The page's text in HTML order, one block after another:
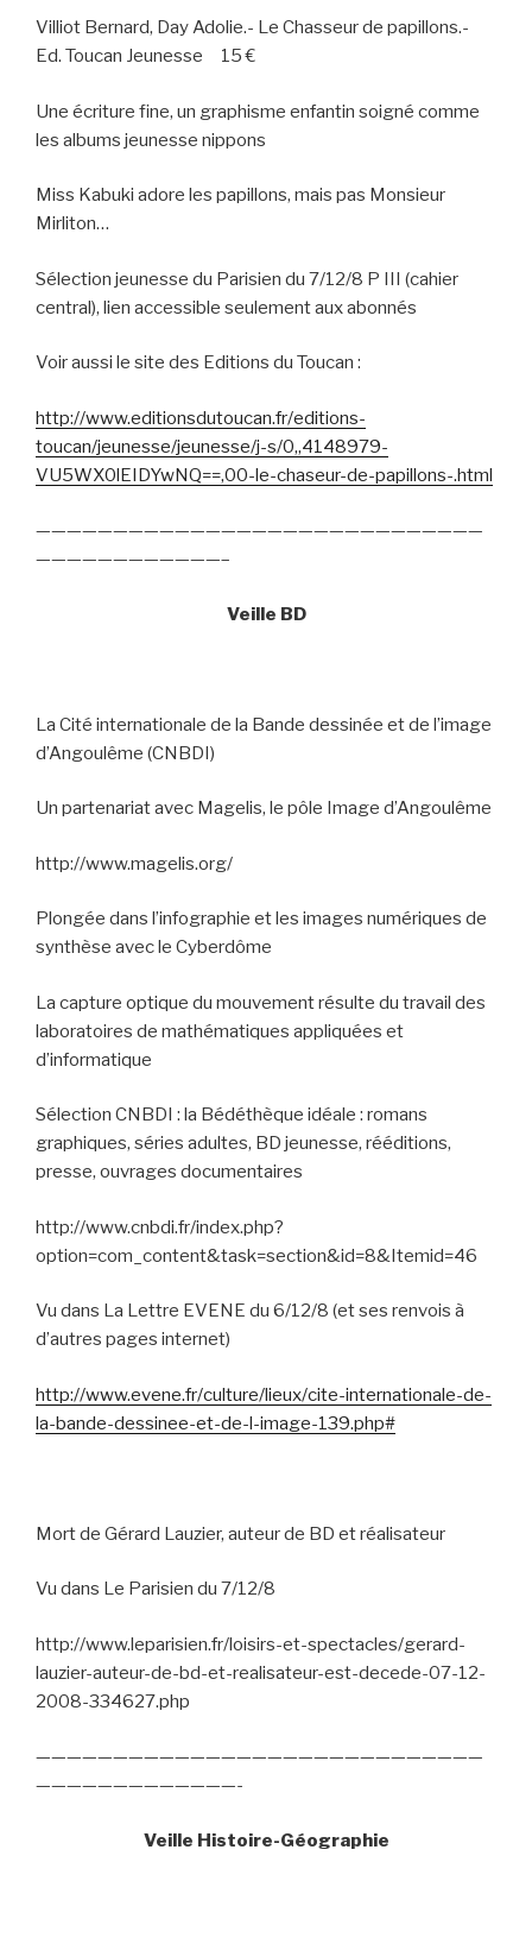
Villiot Bernard, Day Adolie.- Le Chasseur de papillons.-
Ed. Toucan Jeunesse
15 €
Une écriture fine, un graphisme enfantin soigné comme
les albums jeunesse nippons
Miss Kabuki adore les papillons, mais pas Monsieur
Mirliton…
Sélection jeunesse du Parisien du 7/12/8 P III (cahier
central), lien accessible seulement aux abonnés
Voir aussi le site des Editions du Toucan :
http://www.editionsdutoucan.fr/editions-
toucan/jeunesse/jeunesse/j-s/0,,4148979-
VU5WX0lEIDYwNQ==,00-le-chaseur-de-papillons-.html
—————————————————————————————
————————————–
Veille BD
La Cité internationale de la Bande dessinée et de l’image
d’Angoulême (CNBDI)
Un partenariat avec Magelis, le pôle Image d’Angoulême
http://www.magelis.org/
Plongée dans l’infographie et les images numériques de
synthèse avec le Cyberdôme
La capture optique du mouvement résulte du travail des
laboratoires de mathématiques appliquées et
d’informatique
Sélection CNBDI : la Bédéthèque idéale : romans
graphiques, séries adultes, BD jeunesse, rééditions,
presse, ouvrages documentaires
http://www.cnbdi.fr/index.php?
option=com_content&task=section&id=8&Itemid=46
Vu dans La Lettre EVENE du 6/12/8 (et ses renvois à
d’autres pages internet)
http://www.evene.fr/culture/lieux/cite-internationale-de-
la-bande-dessinee-et-de-l-image-139.php#
Mort de Gérard Lauzier, auteur de BD et réalisateur
Vu dans Le Parisien du 7/12/8
http://www.leparisien.fr/loisirs-et-spectacles/gerard-
lauzier-auteur-de-bd-et-realisateur-est-decede-07-12-
2008-334627.php
—————————————————————————————
—————————————-
Veille Histoire-Géographie